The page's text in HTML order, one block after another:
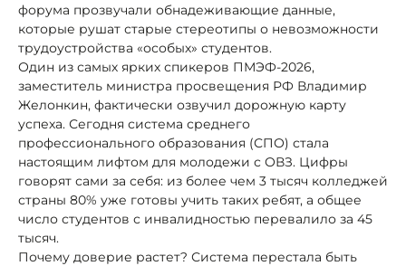
форума прозвучали обнадеживающие данные,
которые рушат старые стереотипы о невозможности
трудоустройства «особых» студентов.
Один из самых ярких спикеров ПМЭФ-2026,
заместитель министра просвещения РФ Владимир
Желонкин, фактически озвучил дорожную карту
успеха. Сегодня система среднего
профессионального образования (СПО) стала
настоящим лифтом для молодежи с ОВЗ. Цифры
говорят сами за себя: из более чем 3 тысяч колледжей
страны 80% уже готовы учить таких ребят, а общее
число студентов с инвалидностью перевалило за 45
тысяч.
Почему доверие растет? Система перестала быть